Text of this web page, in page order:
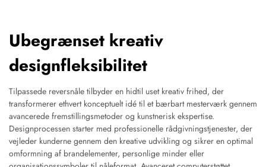
Ubegrænset kreativ
designfleksibilitet
Tilpassede reversnåle tilbyder en hidtil uset kreativ frihed, der
transformerer ethvert konceptuelt idé til et bærbart mesterværk gennem
avancerede fremstillingsmetoder og kunstnerisk ekspertise.
Designprocessen starter med professionelle rådgivningstjenester, der
vejleder kunderne gennem den kreative udvikling og sikrer en optimal
omformning af brandelementer, personlige minder eller